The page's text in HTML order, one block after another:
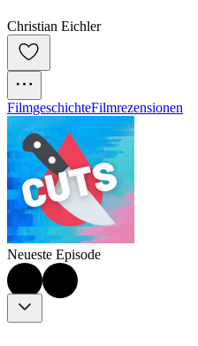
Christian Eichler
FilmgeschichteFilmrezensionen
Neueste Episode